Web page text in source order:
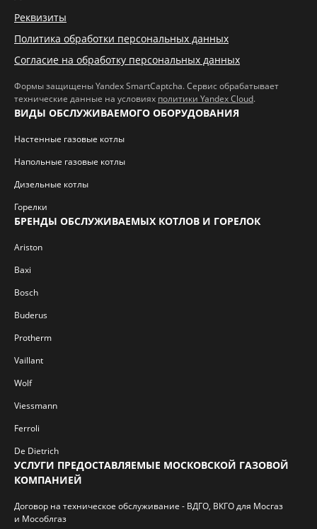
Реквизиты
Политика обработки персональных данных
Согласие на обработку персональных данных
Формы защищены Yandex SmartCaptcha. Сервис обрабатывает
технические данные на условиях политики Yandex Cloud.
ВИДЫ ОБСЛУЖИВАЕМОГО ОБОРУДОВАНИЯ
Настенные газовые котлы
Напольные газовые котлы
Дизельные котлы
Горелки
БРЕНДЫ ОБСЛУЖИВАЕМЫХ КОТЛОВ И ГОРЕЛОК
Ariston
Baxi
Bosch
Buderus
Protherm
Vaillant
Wolf
Viessmann
Ferroli
De Dietrich
УСЛУГИ ПРЕДОСТАВЛЯЕМЫЕ МОСКОВСКОЙ ГАЗОВОЙ
КОМПАНИЕЙ
Договор на техническое обслуживание - ВДГО, ВКГО для Мосгаз
и Мособлгаз